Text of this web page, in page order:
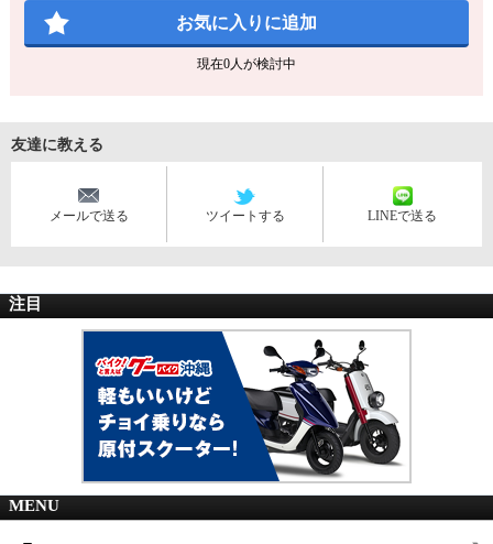
お気に入りに追加
現在0人が検討中
友達に教える
メールで送る ツイートする LINEで送る
注目
MENU